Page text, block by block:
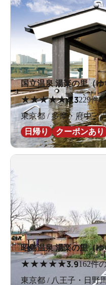
電子マネーはフロントで
替えとなります。2階まで
高齢者も安全です。
国立温泉 湯楽の里（ゆ
★★★★★4.3229件
東京都 / 多摩・府中・
日帰り
クーポンあり
昭島温泉 湯楽の里（
★★★★★3.9162件
東京都 / 八王子・日野